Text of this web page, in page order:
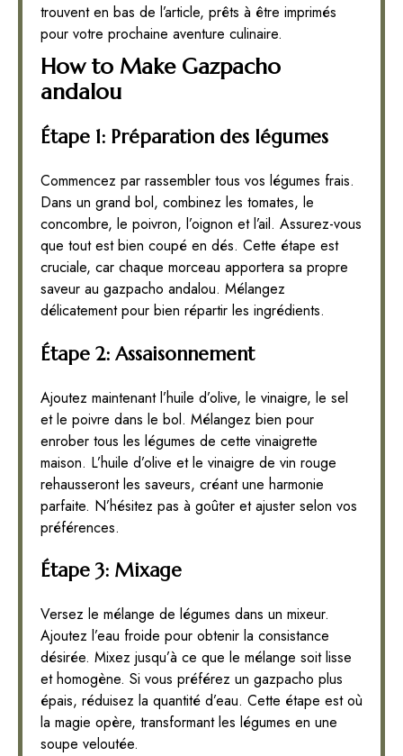
trouvent en bas de l’article, prêts à être imprimés
pour votre prochaine aventure culinaire.
How to Make Gazpacho
andalou
Étape 1: Préparation des légumes
Commencez par rassembler tous vos légumes frais.
Dans un grand bol, combinez les tomates, le
concombre, le poivron, l’oignon et l’ail. Assurez-vous
que tout est bien coupé en dés. Cette étape est
cruciale, car chaque morceau apportera sa propre
saveur au gazpacho andalou. Mélangez
délicatement pour bien répartir les ingrédients.
Étape 2: Assaisonnement
Ajoutez maintenant l’huile d’olive, le vinaigre, le sel
et le poivre dans le bol. Mélangez bien pour
enrober tous les légumes de cette vinaigrette
maison. L’huile d’olive et le vinaigre de vin rouge
rehausseront les saveurs, créant une harmonie
parfaite. N’hésitez pas à goûter et ajuster selon vos
préférences.
Étape 3: Mixage
Versez le mélange de légumes dans un mixeur.
Ajoutez l’eau froide pour obtenir la consistance
désirée. Mixez jusqu’à ce que le mélange soit lisse
et homogène. Si vous préférez un gazpacho plus
épais, réduisez la quantité d’eau. Cette étape est où
la magie opère, transformant les légumes en une
soupe veloutée.